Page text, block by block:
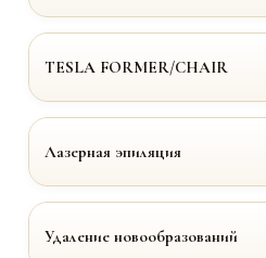
TESLA FORMER/CHAIR
Лазерная эпиляция
Удаление новообразований